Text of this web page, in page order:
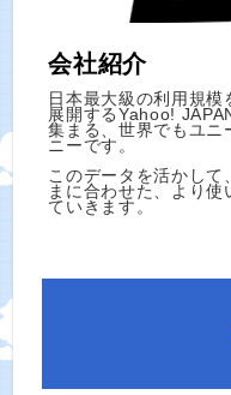
会社紹介
日本最大級の利用規
展開するYahoo!
集まる、世界でもユニ
ニーです。
このデータを活かして
まに合わせた、より使
ていきます。